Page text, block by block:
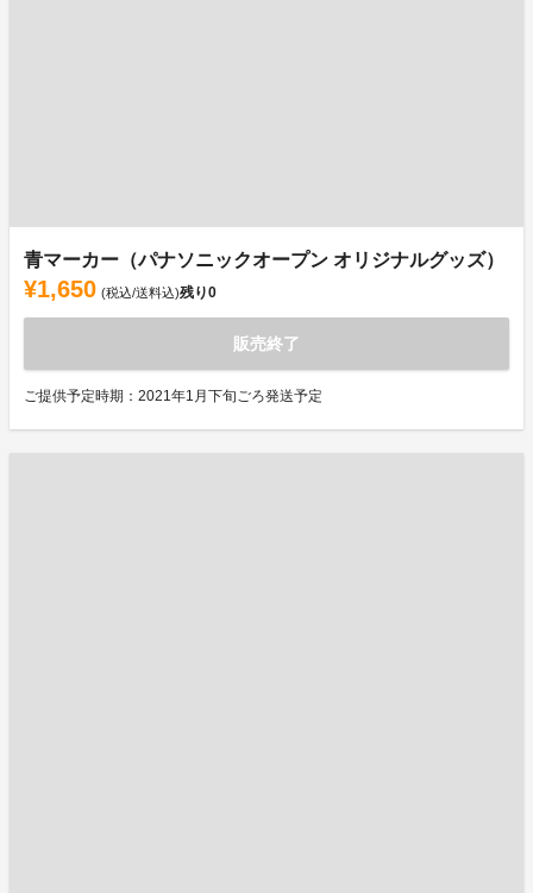
青マーカー（パナソニックオープン オリジナルグッズ）
¥1,650 (税込/送料込)残り0
販売終了
ご提供予定時期：2021年1月下旬ごろ発送予定